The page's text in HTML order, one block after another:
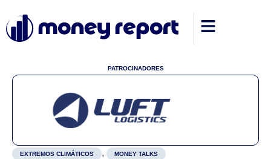
PATROCINADORES
EXTREMOS CLIMÁTICOS , MONEY TALKS